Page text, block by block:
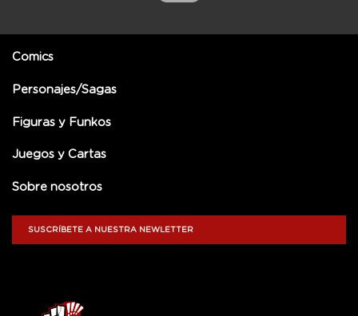
Comics
Personajes/Sagas
Figuras y Funkos
Juegos y Cartas
Sobre nosotros
SUSCRÍBETE A NUESTRA NEWLETTER